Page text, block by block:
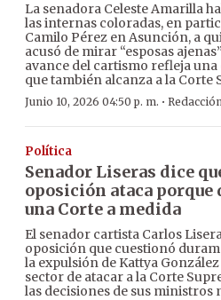
La senadora Celeste Amarilla
las internas coloradas, en
Camilo Pérez en Asunción, a
acusó de mirar “esposas
avance del cartismo refleja
que también alcanza a la Corte
Junio 10, 2026 04:50 p. m. ·
Política
Senador Liseras dice
oposición ataca porque
una Corte a medida
El senador cartista Carlos
oposición que cuestionó
la expulsión de Kattya
sector de atacar a la Corte
las decisiones de sus ministros